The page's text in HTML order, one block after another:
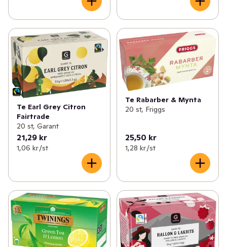
Te Earl Grey Citron
Fairtrade
20 st, Garant
21,29 kr
1,06 kr /st
Te Rabarber & Mynta
20 st, Friggs
25,50 kr
1,28 kr /st